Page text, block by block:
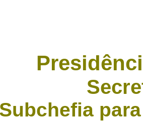
Subchefia